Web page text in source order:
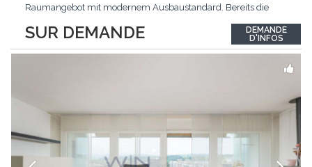
SUR DEMANDE
Raumangebot mit modernem Ausbaustandard. Bereits die
Wohnungszugang mit dem Lift führt Sie bequem und diskret
direkt in Ihr neues Zuhause.Das Zentrum der Wohnung bildet
DEMANDE
D'INFOS